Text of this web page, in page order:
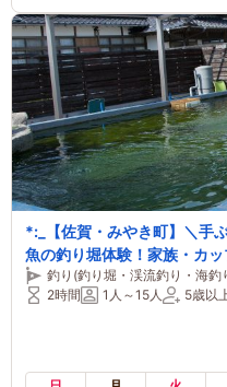
*:_【佐賀・みやき町】＼手
魚の釣り堀体験！家族・カ
り・お子さまにオススメ！
釣り(釣り堀・渓流釣り・海釣
2時間
1人～15人 5歳以